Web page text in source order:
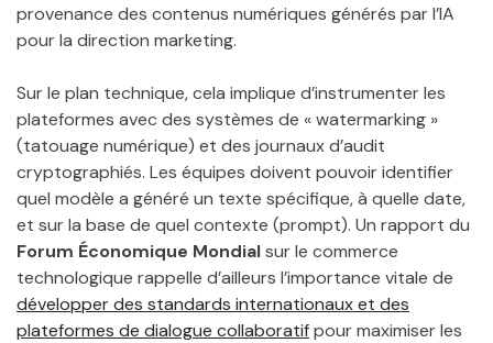
provenance des contenus numériques générés par l’IA
pour la direction marketing.
Sur le plan technique, cela implique d’instrumenter les
plateformes avec des systèmes de « watermarking »
(tatouage numérique) et des journaux d’audit
cryptographiés. Les équipes doivent pouvoir identifier
quel modèle a généré un texte spécifique, à quelle date,
et sur la base de quel contexte (prompt). Un rapport du
Forum Économique Mondialsur le commerce
technologique rappelle d’ailleurs l’importance vitale de
développer des standards internationaux et des
plateformes de dialogue collaboratifpour maximiser les